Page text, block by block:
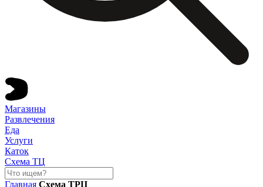
Магазины
Развлечения
Еда
Услуги
Каток
Схема ТЦ
Главная Схема ТРЦ